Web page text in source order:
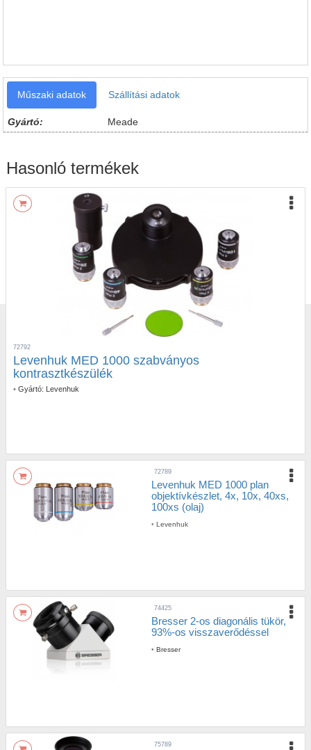
Műszaki adatok Szállítási adatok
Gyártó: Meade
Hasonló termékek
72792
Levenhuk MED 1000 szabványos
kontrasztkészülék
• Gyártó: Levenhuk
72789
Levenhuk MED 1000 plan
objektívkészlet, 4x, 10x, 40xs,
100xs (olaj)
• Levenhuk
74425
Bresser 2-os diagonális tükör,
93%-os visszaverődéssel
• Bresser
75789